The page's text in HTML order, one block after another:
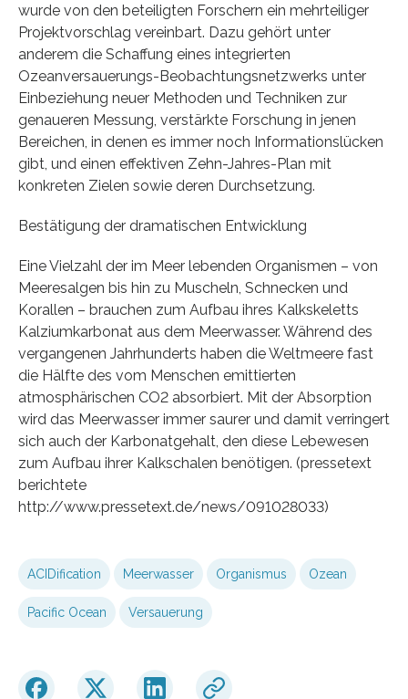
wurde von den beteiligten Forschern ein mehrteiliger
Projektvorschlag vereinbart. Dazu gehört unter
anderem die Schaffung eines integrierten
Ozeanversauerungs-Beobachtungsnetzwerks unter
Einbeziehung neuer Methoden und Techniken zur
genaueren Messung, verstärkte Forschung in jenen
Bereichen, in denen es immer noch Informationslücken
gibt, und einen effektiven Zehn-Jahres-Plan mit
konkreten Zielen sowie deren Durchsetzung.
Bestätigung der dramatischen Entwicklung
Eine Vielzahl der im Meer lebenden Organismen – von
Meeresalgen bis hin zu Muscheln, Schnecken und
Korallen – brauchen zum Aufbau ihres Kalkskeletts
Kalziumkarbonat aus dem Meerwasser. Während des
vergangenen Jahrhunderts haben die Weltmeere fast
die Hälfte des vom Menschen emittierten
atmosphärischen CO2 absorbiert. Mit der Absorption
wird das Meerwasser immer saurer und damit verringert
sich auch der Karbonatgehalt, den diese Lebewesen
zum Aufbau ihrer Kalkschalen benötigen. (pressetext
berichtete
http://www.pressetext.de/news/091028033)
ACIDification Meerwasser Organismus Ozean
Pacific Ocean Versauerung